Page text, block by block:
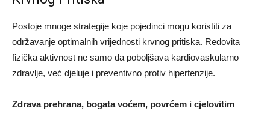
Postoje mnoge strategije koje pojedinci mogu koristiti za
održavanje optimalnih vrijednosti krvnog pritiska. Redovita
fizička aktivnost ne samo da poboljšava kardiovaskularno
zdravlje, već djeluje i preventivno protiv hipertenzije.
Zdrava prehrana, bogata voćem, povrćem i cjelovitim